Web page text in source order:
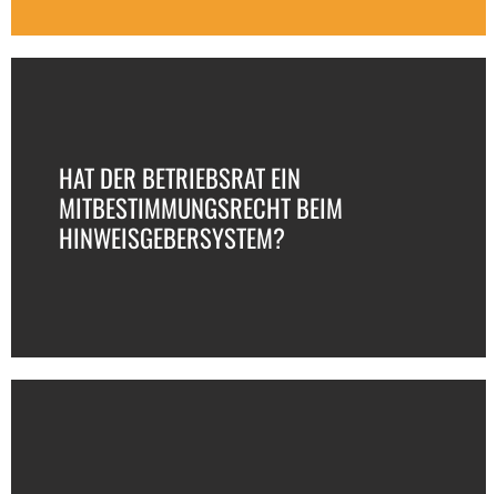
HAT DER BETRIEBSRAT EIN
MITBESTIMMUNGSRECHT BEIM
HINWEISGEBERSYSTEM?